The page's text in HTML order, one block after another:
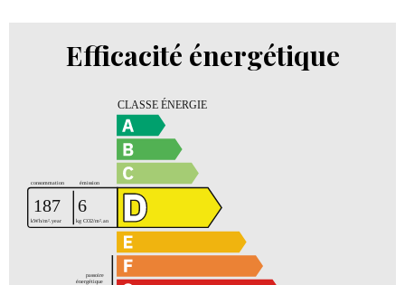
Efficacité énergétique